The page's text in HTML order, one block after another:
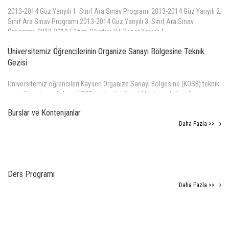
2013-2014 Güz Yarıyılı 1. Sınıf Ara Sınav Programı 2013-2014 Güz Yarıyılı 2.
Sınıf Ara Sınav Programı 2013-2014 Güz Yarıyılı 3. Sınıf Ara Sınav
Programı 2012-2013 Eğitim-Öğretim Yılı Bahar Yarıyılı 1.
Üniversitemiz Öğrencilerinin Organize Sanayi Bölgesine Teknik
Gezisi
Üniversitemiz öğrencileri Kayseri Organize Sanayi Bölgesine (KOSB) teknik
gezi düzenleyerek, hem KOSB hakkında bilgi aldılar hem de kendi
Burslar ve Kontenjanlar
Daha Fazla >>
Ders Programı
Daha Fazla >>